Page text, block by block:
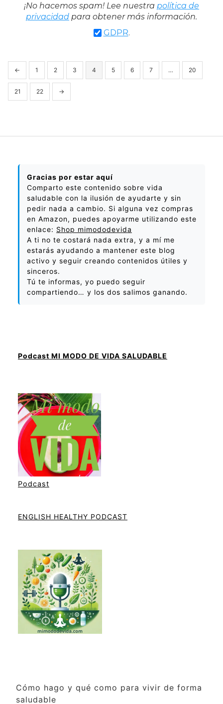
¡No hacemos spam! Lee nuestra política de
privacidad para obtener más información.
GDPR.
← 1 2 3 4 5 6 7 … 20
21 22 →
Gracias por estar aquí
Comparto este contenido sobre vida
saludable con la ilusión de ayudarte y sin
pedir nada a cambio. Si alguna vez compras
en Amazon, puedes apoyarme utilizando este
enlace: Shop mimododevida
A ti no te costará nada extra, y a mí me
estarás ayudando a mantener este blog
activo y seguir creando contenidos útiles y
sinceros.
Tú te informas, yo puedo seguir
compartiendo… y los dos salimos ganando.
Podcast MI MODO DE VIDA SALUDABLE
Podcast
ENGLISH HEALTHY PODCAST
Cómo hago y qué como para vivir de forma
saludable